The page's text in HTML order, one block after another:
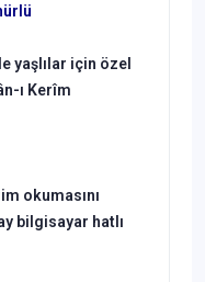
yaşlılar için özel
ı Kerîm
okumasını
bilgisayar hatlı